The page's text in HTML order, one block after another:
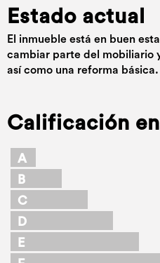
Estado actual
El inmueble está en buen
cambiar parte del mobiliario
así como una reforma básica.
Calificación
A
B
C
D
E